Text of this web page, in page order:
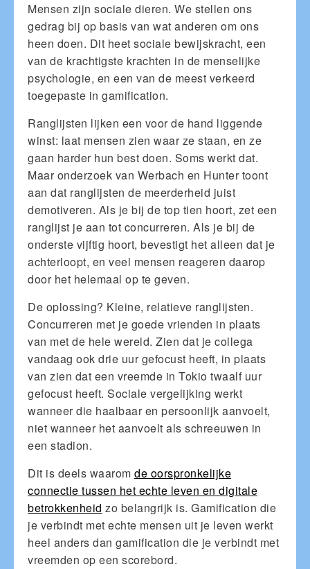
Mensen zijn sociale dieren. We stellen ons
gedrag bij op basis van wat anderen om ons
heen doen. Dit heet sociale bewijskracht, een
van de krachtigste krachten in de menselijke
psychologie, en een van de meest verkeerd
toegepaste in gamification.
Ranglijsten lijken een voor de hand liggende
winst: laat mensen zien waar ze staan, en ze
gaan harder hun best doen. Soms werkt dat.
Maar onderzoek van Werbach en Hunter toont
aan dat ranglijsten de meerderheid juist
demotiveren. Als je bij de top tien hoort, zet een
ranglijst je aan tot concurreren. Als je bij de
onderste vijftig hoort, bevestigt het alleen dat je
achterloopt, en veel mensen reageren daarop
door het helemaal op te geven.
De oplossing? Kleine, relatieve ranglijsten.
Concurreren met je goede vrienden in plaats
van met de hele wereld. Zien dat je collega
vandaag ook drie uur gefocust heeft, in plaats
van zien dat een vreemde in Tokio twaalf uur
gefocust heeft. Sociale vergelijking werkt
wanneer die haalbaar en persoonlijk aanvoelt,
niet wanneer het aanvoelt als schreeuwen in
een stadion.
Dit is deels waarom de oorspronkelijke
connectie tussen het echte leven en digitale
betrokkenheid zo belangrijk is. Gamification die
je verbindt met echte mensen uit je leven werkt
heel anders dan gamification die je verbindt met
vreemden op een scorebord.